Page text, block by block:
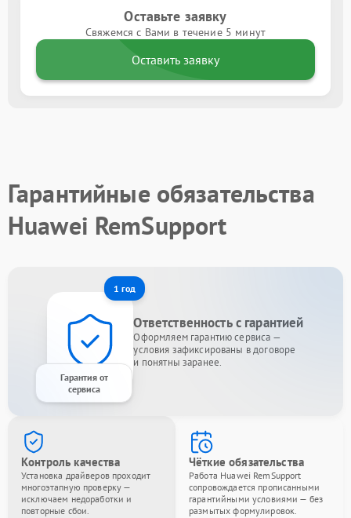
Оставьте заявку
Свяжемся с Вами в течение 5 минут
Оставить заявку
Гарантийные обязательства
Huawei RemSupport
1 год
Гарантия от
сервиса
Ответственность с гарантией
Оформляем гарантию сервиса —
условия зафиксированы в договоре
и понятны заранее.
Контроль качества
Установка драйверов проходит
многоэтапную проверку —
исключаем недоработки и
повторные сбои.
Чёткие обязательства
Работа Huawei RemSupport
сопровождается прописанными
гарантийными условиями — без
размытых формулировок.